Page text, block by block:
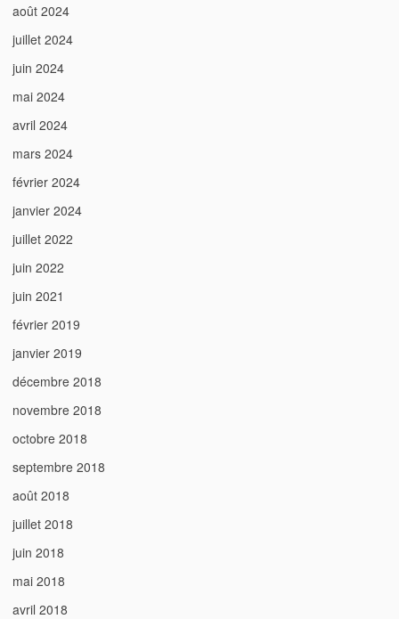
août 2024
juillet 2024
juin 2024
mai 2024
avril 2024
mars 2024
février 2024
janvier 2024
juillet 2022
juin 2022
juin 2021
février 2019
janvier 2019
décembre 2018
novembre 2018
octobre 2018
septembre 2018
août 2018
juillet 2018
juin 2018
mai 2018
avril 2018